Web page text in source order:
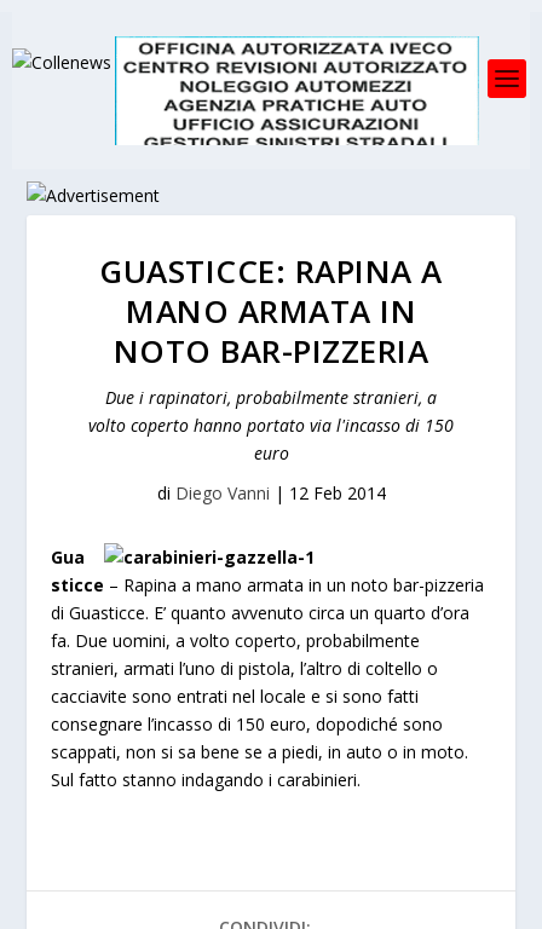
GUASTICCE: RAPINA A
MANO ARMATA IN
NOTO BAR-PIZZERIA
Due i rapinatori, probabilmente stranieri, a
volto coperto hanno portato via l'incasso di 150
euro
di Diego Vanni | 12 Feb 2014
Gua
sticce – Rapina a mano armata in un noto bar-pizzeria
di Guasticce. E’ quanto avvenuto circa un quarto d’ora
fa. Due uomini, a volto coperto, probabilmente
stranieri, armati l’uno di pistola, l’altro di coltello o
cacciavite sono entrati nel locale e si sono fatti
consegnare l’incasso di 150 euro, dopodiché sono
scappati, non si sa bene se a piedi, in auto o in moto.
Sul fatto stanno indagando i carabinieri.